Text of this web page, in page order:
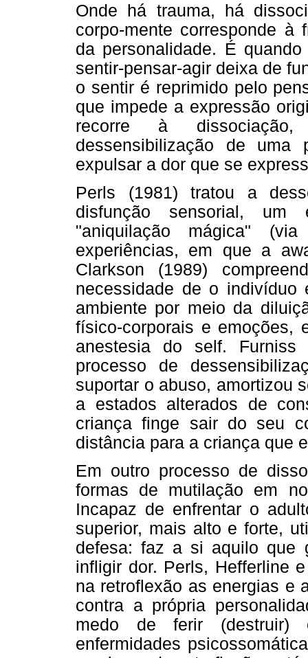
Onde há trauma, há
corpo-mente corresponde à
da personalidade. É
sentir-pensar-agir deixa de
o sentir é reprimido pelo
que impede a expressão
recorre à dissociação,
dessensibilização de
expulsar a dor que se
Perls (1981) tratou a
disfunção sensorial, um
"aniquilação mágica"
experiências, em que a
Clarkson (1989)
necessidade de o
ambiente por meio da
físico-corporais e emoções,
anestesia do self.
processo de
suportar o abuso, amortizou
a estados alterados de
criança finge sair do seu
distância para a criança que
Em outro processo de
formas de mutilação em
Incapaz de enfrentar o
superior, mais alto e forte,
defesa: faz a si aquilo que
infligir dor. Perls, Hefferline
na retroflexão as energias e
contra a própria
medo de ferir (destruir)
enfermidades